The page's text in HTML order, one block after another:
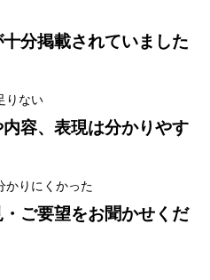
分掲載されていました
りない
容、表現は分かりやす
かりにくかった
ご要望をお聞かせくだ